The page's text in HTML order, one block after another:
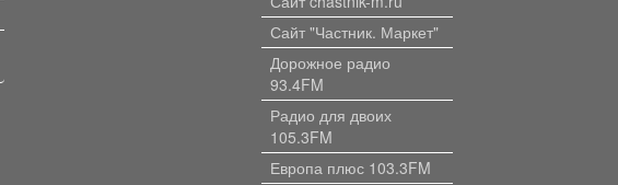
Сайт "Частник. Маркет"
Дорожное радио
93.4FM
Радио для двоих
105.3FM
Европа плюс 103.3FM